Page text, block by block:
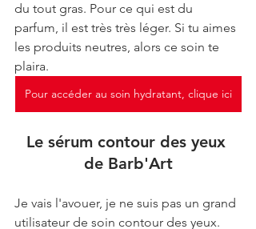
du tout gras. Pour ce qui est du
parfum, il est très très léger. Si tu aimes
les produits neutres, alors ce soin te
plaira.
Pour accéder au soin hydratant, clique ici
Le sérum contour des yeux
de Barb'Art
Je vais l'avouer, je ne suis pas un grand
utilisateur de soin contour des yeux.